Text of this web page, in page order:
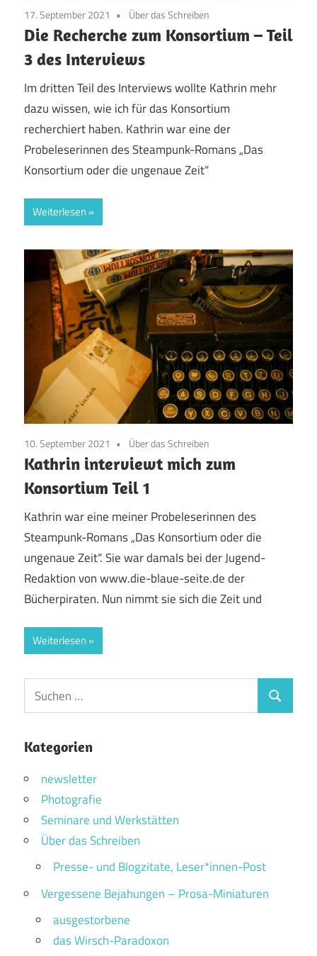
17. September 2021 Über das Schreiben
Die Recherche zum Konsortium – Teil
3 des Interviews
Im dritten Teil des Interviews wollte Kathrin mehr
dazu wissen, wie ich für das Konsortium
recherchiert haben. Kathrin war eine der
Probeleserinnen des Steampunk-Romans „Das
Konsortium oder die ungenaue Zeit“
Weiterlesen
10. September 2021 Über das Schreiben
Kathrin interviewt mich zum
Konsortium Teil 1
Kathrin war eine meiner Probeleserinnen des
Steampunk-Romans „Das Konsortium oder die
ungenaue Zeit“. Sie war damals bei der Jugend-
Redaktion von www.die-blaue-seite.de der
Bücherpiraten. Nun nimmt sie sich die Zeit und
Weiterlesen
Suchen
nach:
Suchen
Kategorien
newsletter
Photografie
Seminare und Werkstätten
Über das Schreiben
Presse- und Blogzitate, Leser*innen-Post
Vergessene Bejahungen – Prosa-Miniaturen
ausgestorbene
das Wirsch-Paradoxon